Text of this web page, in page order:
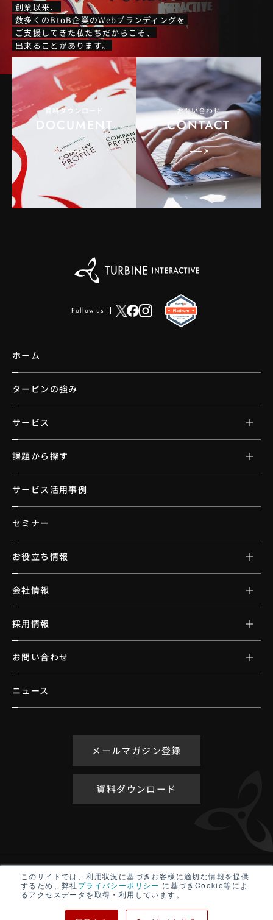
このサイトでは、利用状況に基づきお客様に適切な情報を提供
するため、弊社 プライバシーポリシー に基づきCookie等によ
るアクセスデータを取得・利用しています。
創業以来、
数多くのBtoB企業のWebブランディングを
ご支援してきた私たちだからこそ、
出来ることがあります。
資料ダウンロード
DOCUMENT
お問い合わせ
CONTACT
Follow us
ホーム
タービンの強み
サービス
課題から探す
サービス活用事例
セミナー
お役立ち情報
会社情報
採用情報
お問い合わせ
ニュース
メールマガジン登録
資料ダウンロード
アクセシビリティポリシー
サイトマップ
プライバシーポリシー